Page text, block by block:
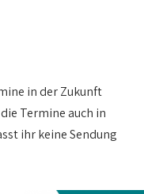
in der Zukunft
Termine auch in
ihr keine Sendung